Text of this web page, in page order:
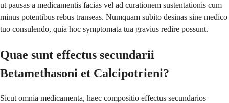
ut pausas a medicamentis facias vel ad curationem sustentationis cum
minus potentibus rebus transeas. Numquam subito desinas sine medico
tuo consulendo, quia hoc symptomata tua gravius redire possunt.
Quae sunt effectus secundarii
Betamethasoni et Calcipotrieni?
Sicut omnia medicamenta, haec compositio effectus secundarios